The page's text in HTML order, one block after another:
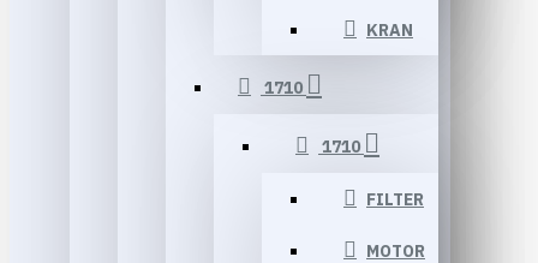
KRAN
1710
1710
FILTER
MOTOR